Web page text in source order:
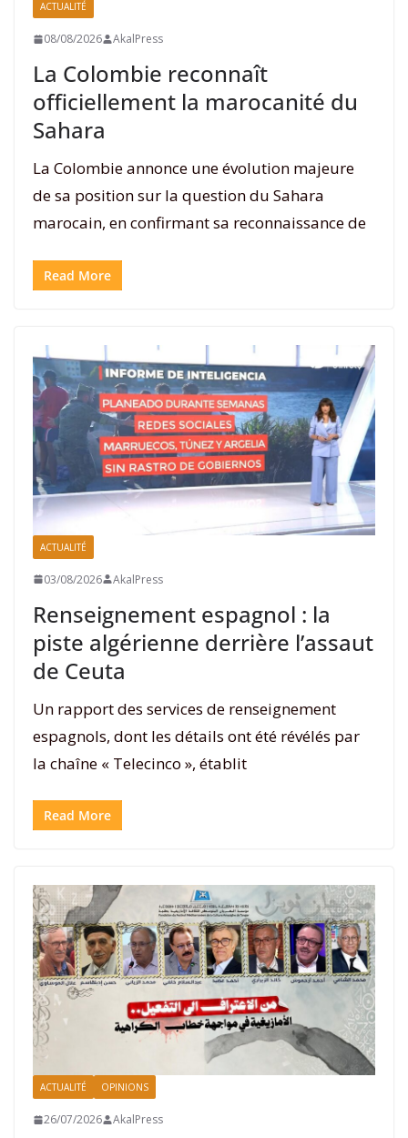
ACTUALITÉ
08/08/2026 AkalPress
La Colombie reconnaît
officiellement la marocanité du
Sahara
La Colombie annonce une évolution majeure
de sa position sur la question du Sahara
marocain, en confirmant sa reconnaissance de
Read More
ACTUALITÉ
03/08/2026 AkalPress
Renseignement espagnol : la
piste algérienne derrière l’assaut
de Ceuta
Un rapport des services de renseignement
espagnols, dont les détails ont été révélés par
la chaîne « Telecinco », établit
Read More
ACTUALITÉ OPINIONS
26/07/2026 AkalPress